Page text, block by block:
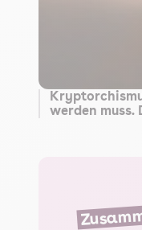
werden muss.